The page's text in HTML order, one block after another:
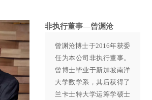
国路桥（集团）总公司董
记。
周先生毕业于同济大学路
桥隧道建设专业。彼为一
名高级工程师。
教授为美国机械工程师学
院士及国际导热率会议资
深会员。唐教授热心参与
香港公共服务，现时为香
港廉政公署社区关系市民
咨询委员会主席。自2012
非执行董事—曾渊沧
曾渊沧博士于2016年获委
任为本公司非执行董事。
曾博士毕业于新加坡南洋
大学数学系，其后获得了
兰卡士特大学运筹学硕士